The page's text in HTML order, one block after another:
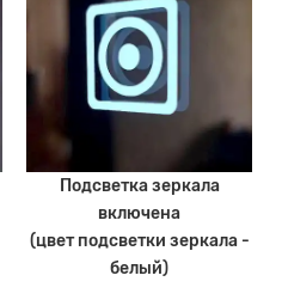
Подсветка зеркала
включена
(цвет подсветки зеркала -
белый)